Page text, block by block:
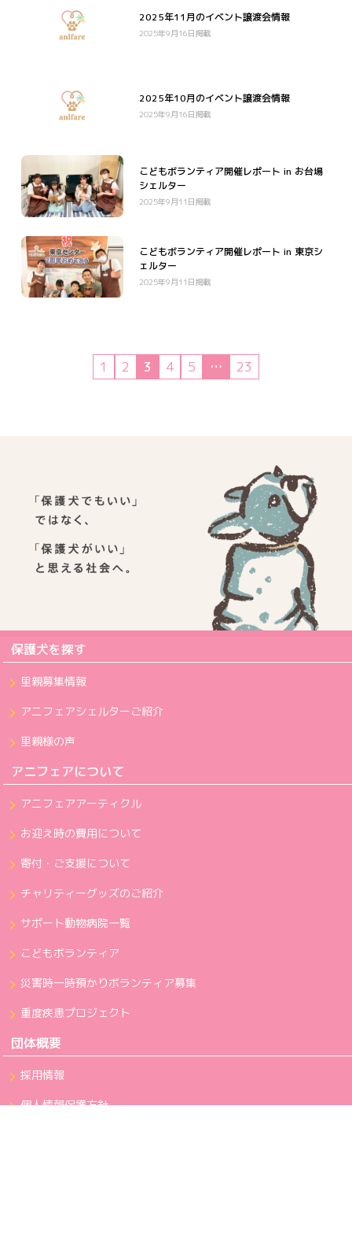
2025年11月のイベント譲渡会情報
2025年9月16日掲載
2025年10月のイベント譲渡会情報
2025年9月16日掲載
こどもボランティア開催レポート in お台場
シェルター
2025年9月11日掲載
こどもボランティア開催レポート in 東京シ
ェルター
2025年9月11日掲載
1 2 3 4 5 … 23
保護犬を探す
里親募集情報
アニフェアシェルターご紹介
里親様の声
アニフェアについて
アニフェアアーティクル
お迎え時の費用について
寄付・ご支援について
チャリティーグッズのご紹介
サポート動物病院一覧
こどもボランティア
災害時一時預かりボランティア募集
重度疾患プロジェクト
団体概要
採用情報
個人情報保護方針